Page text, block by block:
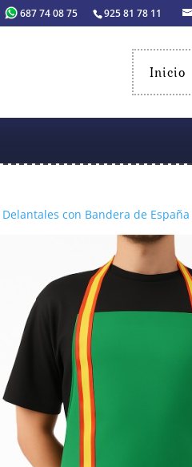
687 74 08 75 925 81 78 11
Inicio
Delantales con Bandera de España